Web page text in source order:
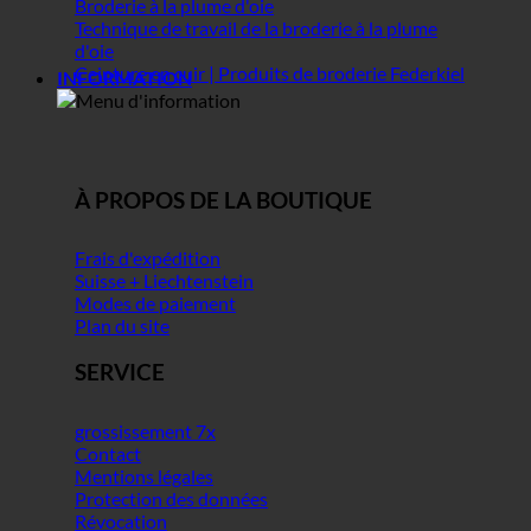
Broderie à la plume d'oie
Technique de travail de la broderie à la plume
d'oie
Ceinture en cuir | Produits de broderie Federkiel
INFORMATION
À PROPOS DE LA BOUTIQUE
Frais d'expédition
Suisse + Liechtenstein
Modes de paiement
Plan du site
SERVICE
grossissement 7x
Contact
Mentions légales
Protection des données
Révocation